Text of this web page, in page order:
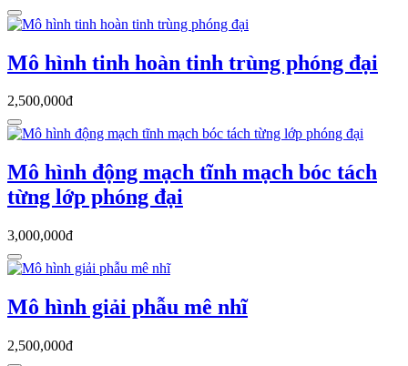
Mô hình tinh hoàn tinh trùng phóng đại
2,500,000đ
Mô hình động mạch tĩnh mạch bóc tách
từng lớp phóng đại
3,000,000đ
Mô hình giải phẫu mê nhĩ
2,500,000đ